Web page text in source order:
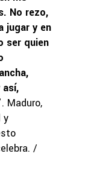
No rezo,
jugar y en
ser quien
Maduro,
y
/